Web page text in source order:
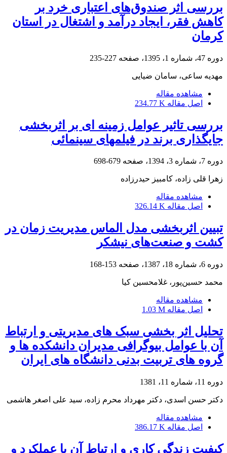
بررسی اثر صندوق‌های اعتباری خرد بر
کاهش فقر، ایجاد درآمد و اشتغال در استان
کرمان
دوره 47، شماره 1، 1395، صفحه 227-235
مهدیه ساعی، سامان ضیایی
مشاهده مقاله
اصل مقاله 234.77 K
بررسی تاثیر عوامل زمینه ای بر اثربخشی
جایگذاری برند در فیلمهای سینمائی
دوره 7، شماره 3، 1394، صفحه 679-698
زهرا قلی زاده، کامبیز حیدرزاده
مشاهده مقاله
اصل مقاله 326.14 K
تبیین اثربخشی مدل الماس مدیریت زمان در
کشت و صنعت‌های نیشکر
دوره 6، شماره 18، 1387، صفحه 153-168
محمد حسین‌پور، غلامحسین کیا
مشاهده مقاله
اصل مقاله 1.03 M
تحلیل اثر بخشی سبک های مدیریتی و ارتباط
آن با عوامل بیوگرافی مدیران دانشکده ها و
گروه های تربیت بدنی دانشگاه های ایران
دوره 11، شماره 11، 1381
دکتر حسن اسدی، دکتر مهرداد محرم زاده، سید علی اصغر هاشمی
مشاهده مقاله
اصل مقاله 386.17 K
کیفیت زندگی کاری و ارتباط آن با عملکرد و